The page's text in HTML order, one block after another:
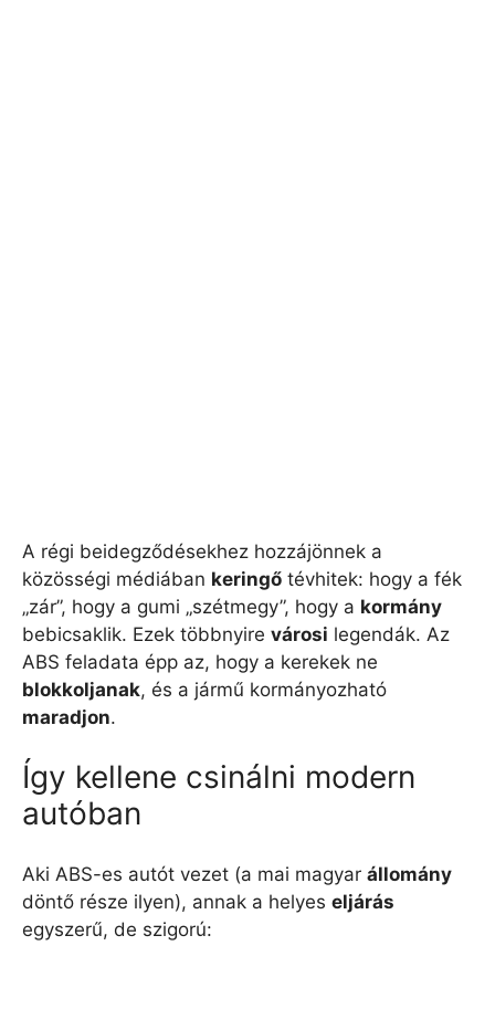
A régi beidegződésekhez hozzájönnek a
közösségi médiában keringő tévhitek: hogy a fék
„zár”, hogy a gumi „szétmegy”, hogy a kormány
bebicsaklik. Ezek többnyire városi legendák. Az
ABS feladata épp az, hogy a kerekek ne
blokkoljanak, és a jármű kormányozható
maradjon.
Így kellene csinálni modern
autóban
Aki ABS-es autót vezet (a mai magyar állomány
döntő része ilyen), annak a helyes eljárás
egyszerű, de szigorú: